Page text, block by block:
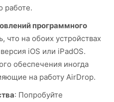
работе.
программного
что на обоих устройствах
iOS или iPadOS.
обеспечения иногда
на работу AirDrop.
: Попробуйте